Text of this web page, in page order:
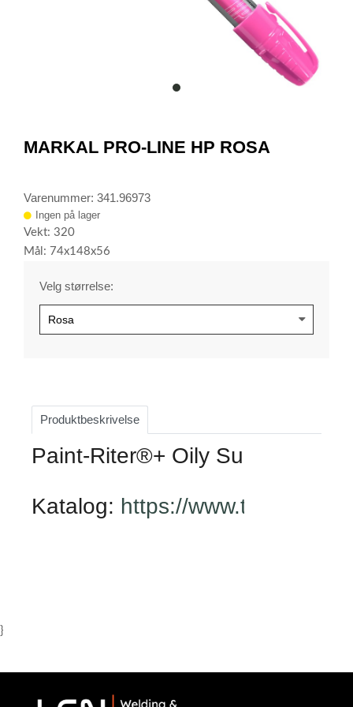
item
of
MARKAL PRO-LINE HP ROSA
Varenummer: 341.96973
Ingen på lager
Vekt: 320
Mål: 74x148x56
Velg størrelse:
Produktbeskrivelse
Paint-Riter®+ Oily Surface er
Katalog: https://
}